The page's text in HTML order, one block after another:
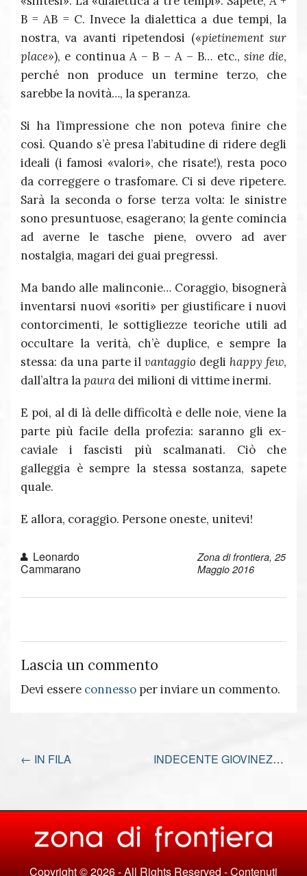
B = AB = C. Invece la dialettica a due tempi, la
nostra, va avanti ripetendosi («pietinement sur
place»), e continua A – B – A – B… etc., sine die,
perché non produce un termine terzo, che
sarebbe la novità…, la speranza.
Si ha l’impressione che non poteva finire che
così. Quando s’è presa l’abitudine di ridere degli
ideali (i famosi «valori», che risate!), resta poco
da correggere o trasfomare. Ci si deve ripetere.
Sarà la seconda o forse terza volta: le sinistre
sono presuntuose, esagerano; la gente comincia
ad averne le tasche piene, ovvero ad aver
nostalgia, magari dei guai pregressi.
Ma bando alle malinconie… Coraggio, bisognerà
inventarsi nuovi «soriti» per giustificare i nuovi
contorcimenti, le sottigliezze teoriche utili ad
occultare la verità, ch’è duplice, e sempre la
stessa: da una parte il vantaggio degli happy few,
dall’altra lapaura dei milioni di vittime inermi.
E poi, al di là delle difficoltà e delle noie, viene la
parte più facile della profezia: saranno gli ex-
caviale i fascisti più scalmanati. Ciò che
galleggia è sempre la stessa sostanza, sapete
quale.
E allora, coraggio. Persone oneste, unitevi!
Leonardo
Cammarano
Zona di frontiera, 25
Maggio 2016
Lascia un commento
Devi essere connesso per inviare un commento.
← IN FILA INDECENTE GIOVINEZZA
Copyright © 2026 - All Rights Reserved - Contenuti